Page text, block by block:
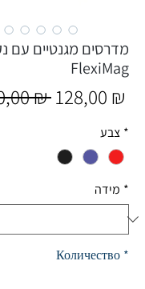
מדרסים מגנטיים עם
FlexiMag
₪ Обычная
128,00 ₪
צבע *
מידה *
Количество *